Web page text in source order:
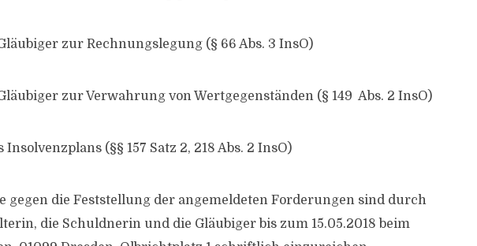
zur Rechnungslegung (§ 66 Abs. 3 InsO)
zur Verwahrung von Wertgegenständen (§ 149 Abs. 2 InsO)
(§§ 157 Satz 2, 218 Abs. 2 InsO)
gegen die Feststellung der angemeldeten Forderungen sind durch
die Schuldnerin und die Gläubiger bis zum 15.05.2018 beim